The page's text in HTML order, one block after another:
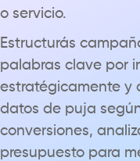
o servicio.
Estructurás
palabras clave por
estratégicamente y
datos de puja
conversiones,
presupuesto para